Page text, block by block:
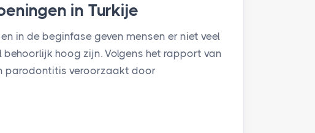
in Turkije
in de beginfase geven mensen er niet veel
hoog zijn. Volgens het rapport van
parodontitis veroorzaakt door